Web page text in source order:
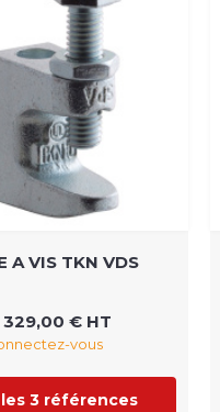
A VIS TKN VDS
329,00 € HT
vous
3 références